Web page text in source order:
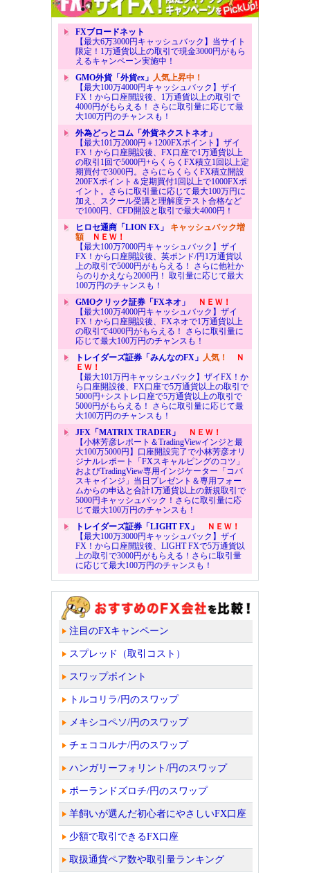
FXブロードネット
【最大6万3000円キャッシュバック】当サイト
限定！1万通貨以上の取引で現金3000円がもら
えるキャンペーン実施中！
GMO外貨「外貨ex」 人気上昇中！
【最大100万4000円キャッシュバック】ザイ
FX！から口座開設後、1万通貨以上の取引で
4000円がもらえる！ さらに取引量に応じて最
大100万円のチャンスも！
外為どっとコム「外貨ネクストネオ」
【最大101万2000円＋1200FXポイント】ザイ
FX！から口座開設後、FX口座で1万通貨以上
の取引1回で5000円+らくらくFX積立1回以上定
期買付で3000円。さらにらくらくFX積立開設
200FXポイント＆定期買付1回以上で1000FXポ
イント。さらに取引量に応じて最大100万円に
加え、スクール受講と理解度テスト合格など
で1000円、CFD開設と取引で最大4000円！
ヒロセ通商「LION FX」 キャッシュバック増
額ＮＥＷ！
【最大100万7000円キャッシュバック】ザイ
FX！から口座開設後、英ポンド/円1万通貨以
上の取引で5000円がもらえる！ さらに他社か
らのりかえなら2000円！ 取引量に応じて最大
100万円のチャンスも！
GMOクリック証券「FXネオ」
ＮＥＷ！
【最大100万4000円キャッシュバック】ザイ
FX！から口座開設後、FXネオで1万通貨以上
の取引で4000円がもらえる！ さらに取引量に
応じて最大100万円のチャンスも！
トレイダーズ証券「みんなのFX」 人気！
Ｎ
ＥＷ！
【最大101万円キャッシュバック】ザイFX！か
ら口座開設後、FX口座で5万通貨以上の取引で
5000円+シストレ口座で5万通貨以上の取引で
5000円がもらえる！ さらに取引量に応じて最
大100万円のチャンスも！
JFX「MATRIX TRADER」
ＮＥＷ！
【小林芳彦レポート＆TradingViewインジと最
大100万5000円】口座開設完了で小林芳彦オリ
ジナルレポート「FXスキャルピングのコツ」
およびTradingView専用インジケーター「コバ
スキャインジ」当日プレゼント＆専用フォー
ムからの申込と合計1万通貨以上の新規取引で
5000円キャッシュバック！さらに取引量に応
じて最大100万円のチャンスも！
トレイダーズ証券「LIGHT FX」
ＮＥＷ！
【最大100万3000円キャッシュバック】ザイ
FX！から口座開設後、LIGHT FXで5万通貨以
上の取引で3000円がもらえる！さらに取引量
に応じて最大100万円のチャンスも！
注目のFXキャンペーン
スプレッド（取引コスト）
スワップポイント
トルコリラ/円のスワップ
メキシコペソ/円のスワップ
チェココルナ/円のスワップ
ハンガリーフォリント/円のスワップ
ポーランドズロチ/円のスワップ
羊飼いが選んだ初心者にやさしいFX口座
少額で取引できるFX口座
取扱通貨ペア数や取引量ランキング